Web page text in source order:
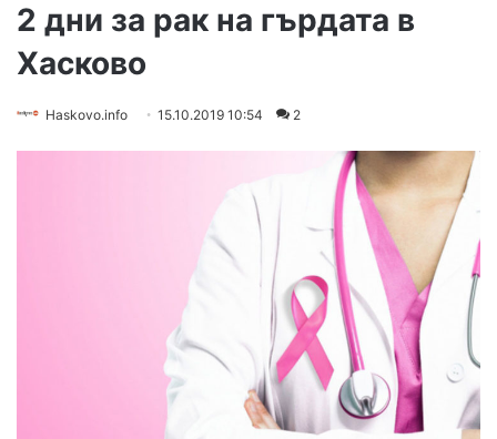
2 дни за рак на гърдата в
Хасково
Haskovo.info 15.10.2019 10:54 2